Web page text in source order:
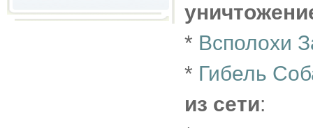
* Всполохи
* Гибель
из сети: